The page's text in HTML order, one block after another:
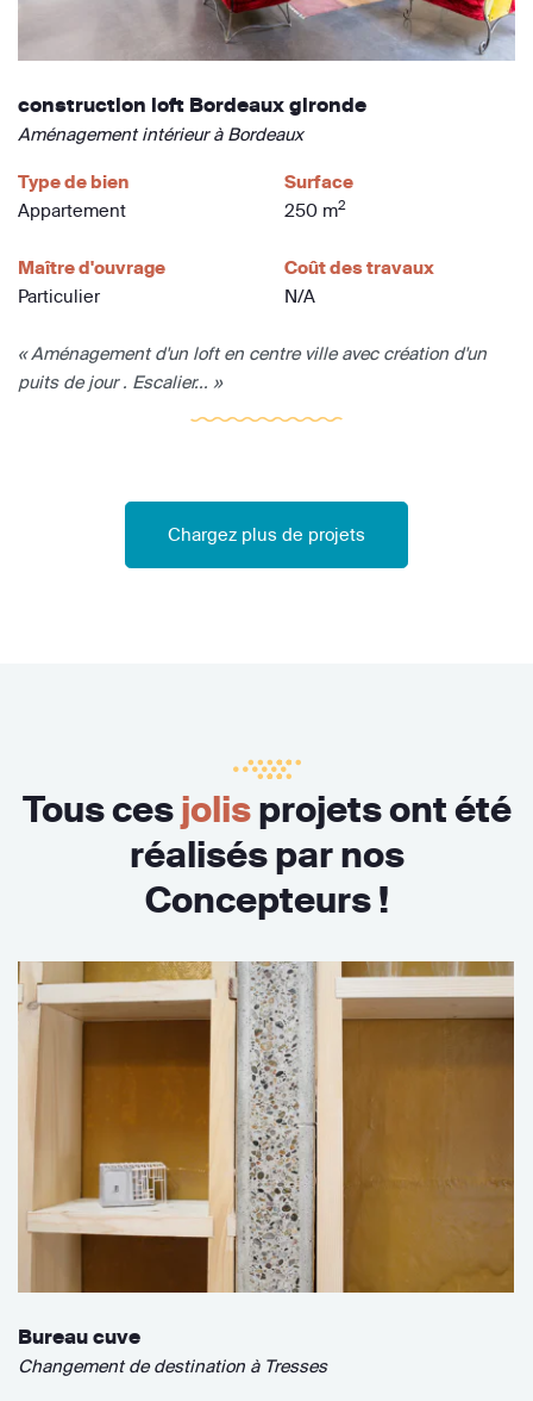
construction loft Bordeaux gironde
Aménagement intérieur à Bordeaux
Type de bien
Appartement
Surface
250 m2
Maître d'ouvrage
Particulier
Coût des travaux
N/A
« Aménagement d'un loft en centre ville avec création d'un
puits de jour . Escalier... »
Chargez plus de projets
Tous cesjolisprojets ont été
réalisés par nos
Concepteurs !
Bureau cuve
Changement de destination à Tresses